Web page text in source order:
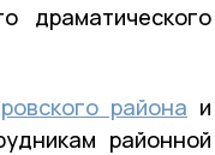
драматического
района и
районной